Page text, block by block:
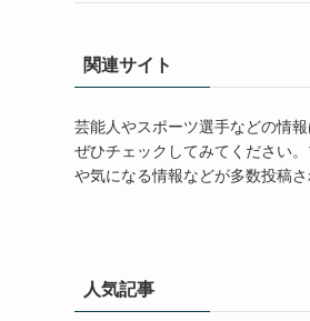
関連サイト
芸能人やスポーツ選手などの情報
ぜひチェックしてみてください
や気になる情報などが多数投稿さ
人気記事